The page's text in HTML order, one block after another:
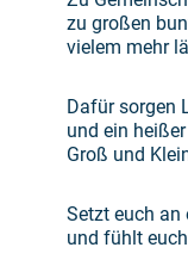
zu großen
vielem mehr
Dafür sorgen
und ein
Groß und
Setzt euch an
und fühlt